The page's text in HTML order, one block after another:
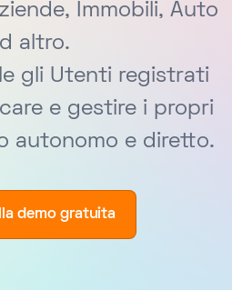
Immobili, Auto
altro.
gli Utenti registrati
e gestire i propri
autonomo e diretto.
demo gratuita